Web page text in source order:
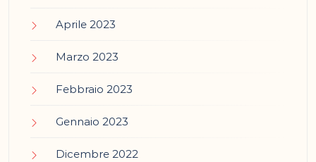
Aprile 2023
Marzo 2023
Febbraio 2023
Gennaio 2023
Dicembre 2022